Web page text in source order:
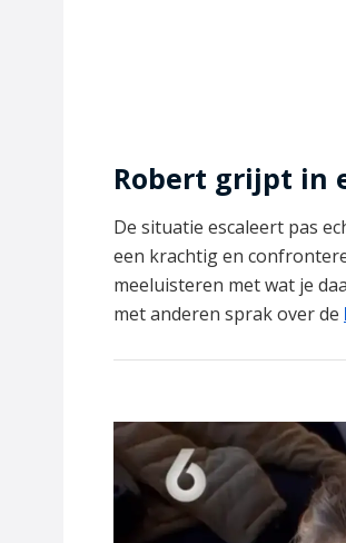
Robert grijpt in
De situatie escaleert pas
een krachtig en
meeluisteren met wat je
met anderen sprak over de